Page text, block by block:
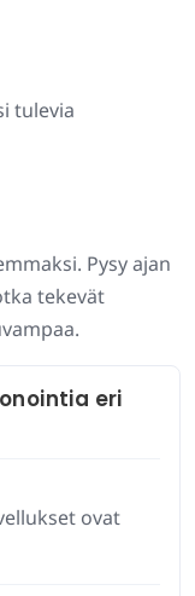
tulevia
Pysy ajan
tekevät
eri
ovat